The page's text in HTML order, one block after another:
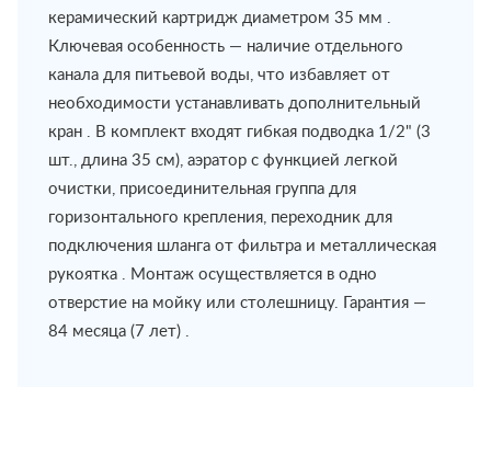
керамический картридж диаметром 35 мм .
Ключевая особенность — наличие отдельного
канала для питьевой воды, что избавляет от
необходимости устанавливать дополнительный
кран . В комплект входят гибкая подводка 1/2" (3
шт., длина 35 см), аэратор с функцией легкой
очистки, присоединительная группа для
горизонтального крепления, переходник для
подключения шланга от фильтра и металлическая
рукоятка . Монтаж осуществляется в одно
отверстие на мойку или столешницу. Гарантия —
84 месяца (7 лет) .